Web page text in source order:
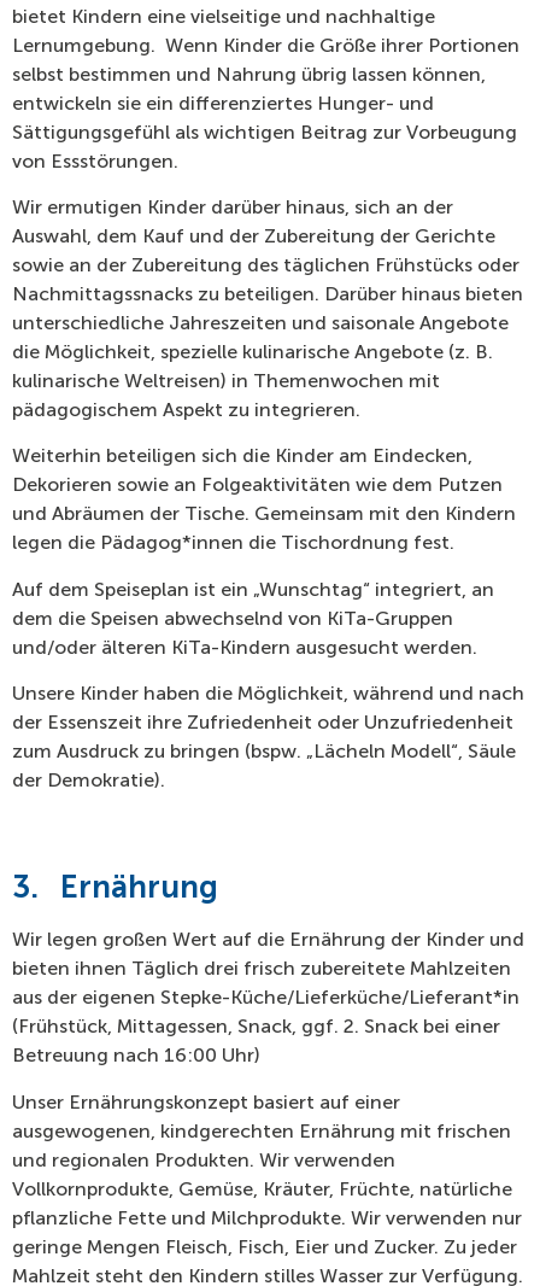
bietet Kindern eine vielseitige und nachhaltige
Lernumgebung. Wenn Kinder die Größe ihrer Portionen
selbst bestimmen und Nahrung übrig lassen können,
entwickeln sie ein differenziertes Hunger- und
Sättigungsgefühl als wichtigen Beitrag zur Vorbeugung
von Essstörungen.
Wir ermutigen Kinder darüber hinaus, sich an der
Auswahl, dem Kauf und der Zubereitung der Gerichte
sowie an der Zubereitung des täglichen Frühstücks oder
Nachmittagssnacks zu beteiligen. Darüber hinaus bieten
unterschiedliche Jahreszeiten und saisonale Angebote
die Möglichkeit, spezielle kulinarische Angebote (z. B.
kulinarische Weltreisen) in Themenwochen mit
pädagogischem Aspekt zu integrieren.
Weiterhin beteiligen sich die Kinder am Eindecken,
Dekorieren sowie an Folgeaktivitäten wie dem Putzen
und Abräumen der Tische. Gemeinsam mit den Kindern
legen die Pädagog*innen die Tischordnung fest.
Auf dem Speiseplan ist ein „Wunschtag“ integriert, an
dem die Speisen abwechselnd von KiTa-Gruppen
und/oder älteren KiTa-Kindern ausgesucht werden.
Unsere Kinder haben die Möglichkeit, während und nach
der Essenszeit ihre Zufriedenheit oder Unzufriedenheit
zum Ausdruck zu bringen (bspw. „Lächeln Modell“, Säule
der Demokratie).
3. Ernährung
Wir legen großen Wert auf die Ernährung der Kinder und
bieten ihnen Täglich drei frisch zubereitete Mahlzeiten
aus der eigenen Stepke-Küche/Lieferküche/Lieferant*in
(Frühstück, Mittagessen, Snack, ggf. 2. Snack bei einer
Betreuung nach 16:00 Uhr)
Unser Ernährungskonzept basiert auf einer
ausgewogenen, kindgerechten Ernährung mit frischen
und regionalen Produkten. Wir verwenden
Vollkornprodukte, Gemüse, Kräuter, Früchte, natürliche
pflanzliche Fette und Milchprodukte. Wir verwenden nur
geringe Mengen Fleisch, Fisch, Eier und Zucker. Zu jeder
Mahlzeit steht den Kindern stilles Wasser zur Verfügung.